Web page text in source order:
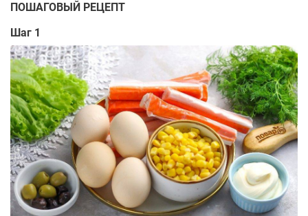
ПОШАГОВЫЙ РЕЦЕПТ
Шаг 1